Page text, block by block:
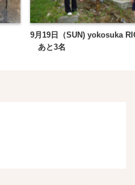
9月19日（SUN) yokosuka
あと3名